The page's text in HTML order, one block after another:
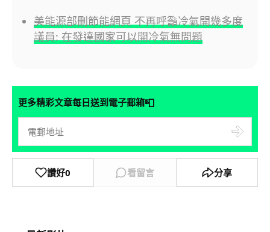
美能源部刪節能網頁 不再呼籲冷氣開幾多度
議員: 在發達國家可以開冷氣無問題
更多精彩文章每日送到電子郵箱📮
讚好0 看留言 分享